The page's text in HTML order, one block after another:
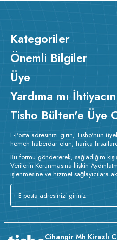
Kategoriler
Önemli Bilgiler
Üye
Yardıma mı
Tisho Bülten'e Üye
E-Posta adresinizi girin, Tisho'nun
hemen haberdar olun, harika
Bu formu göndererek, sağladığım
Verilerin Korunmasına İlişkin
işlenmesine ve hizmet sağlayıcılara
Cihangir Mh Kirazlı